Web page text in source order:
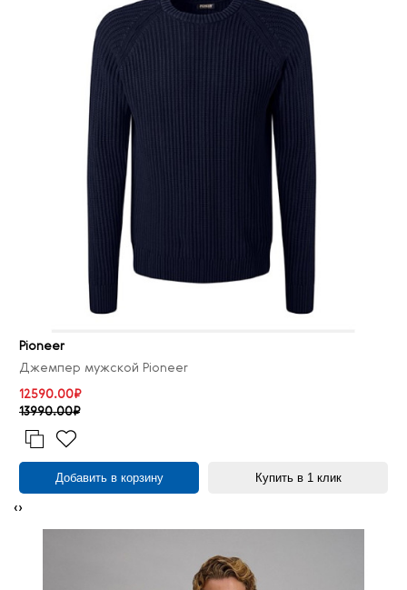
Pioneer
Джемпер мужской Pioneer
12590.00₽
13990.00₽
Добавить в корзину Купить в 1 клик
‹›